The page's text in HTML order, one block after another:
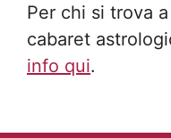
Per chi si trova
cabaret
info qui.